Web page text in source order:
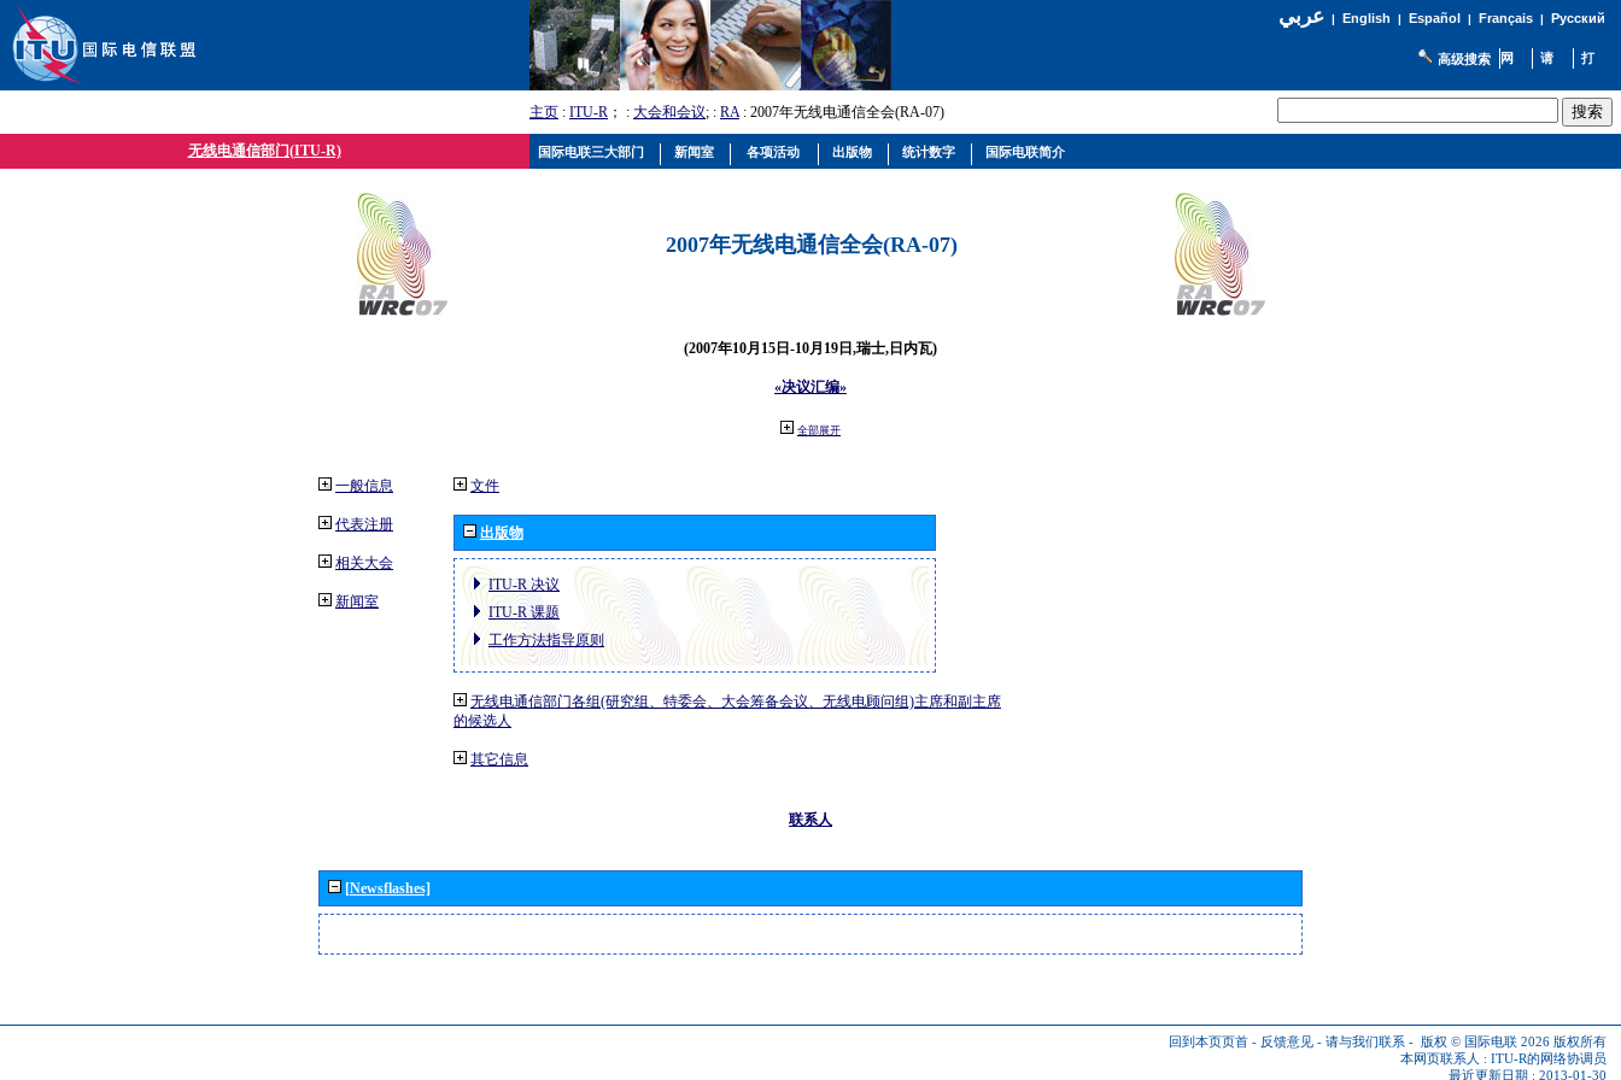
عربي| English | Español | Français| Русский
高级搜索
主页 : ITU-R ； : 大会和会议; : RA: 2007年无线电通信全会(RA-07)
无线电通信部门(ITU-R)
2007年无线电通信全会(RA-07)
(2007年10月15日-10月19日,瑞士,日内瓦)
«决议汇编»
全部展开
一般信息
代表注册
相关大会
新闻室
文件
出版物
ITU-R 决议
ITU-R 课题
工作方法指导原则
无线电通信部门各组(研究组、特委会、大会筹备会议、无线电顾问组)主席和副主席
的候选人
其它信息
联系人
[Newsflashes]
回到本页页首 - 反馈意见 - 请与我们联系 - 版权 © 国际电联 2026 版权所有
本网页联系人 : ITU-R的网络协调员
最近更新日期 : 2013-01-30
国际电联三大部门 新闻室 各项活动 出版物 统计数字 国际电联简介